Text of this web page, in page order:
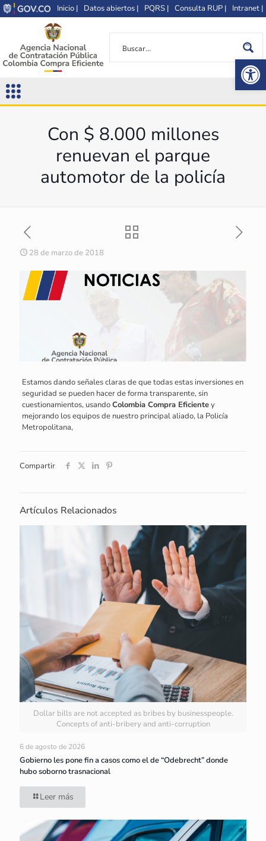
Inicio | Datos abiertos | PQRS | Consulta RUP | Intranet |
Con $ 8.000 millones
renuevan el parque
automotor de la policía
28 de marzo de 2018
Estamos dando señales claras de que todas estas inversiones en
seguridad se pueden hacer de forma transparente, sin
cuestionamientos, usandoColombia Compra Eficientey
mejorando los equipos de nuestro principal aliado, la Policía
Metropolitana,
Compartir
Artículos Relacionados
Dollar bills are not accepted as bribes by businesspeople.
Concepts of anti-bribery and anti-corruption
6 de agosto de 2026
Gobierno les pone fin a casos como el de “Odebrecht” donde
hubo soborno trasnacional
Leer más